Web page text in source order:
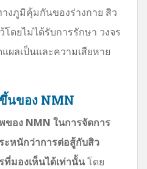
งภูมิคุ้มกันของร่างกาย สิว
ดยไม่ได้รับการรักษา วงจร
ผลเป็นและความเสียหาย
นของ NMN
อง NMN ในการจัดการ
หนักว่าการต่อสู้กับสิว
มองเห็นได้เท่านั้นโดย